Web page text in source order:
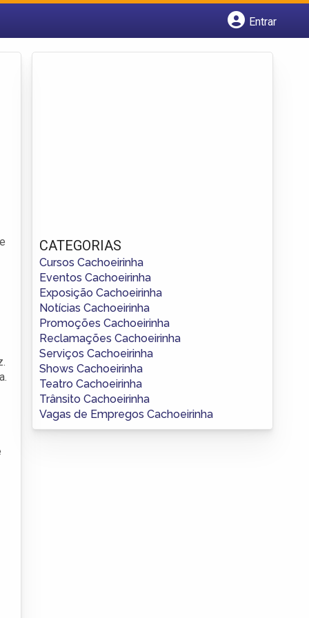
Entrar
CATEGORIAS
Cursos Cachoeirinha
Eventos Cachoeirinha
Exposição Cachoeirinha
Notícias Cachoeirinha
Promoções Cachoeirinha
Reclamações Cachoeirinha
Serviços Cachoeirinha
Shows Cachoeirinha
Teatro Cachoeirinha
Trânsito Cachoeirinha
Vagas de Empregos Cachoeirinha